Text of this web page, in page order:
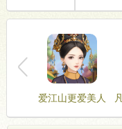
仙境传
爱江山更爱美人